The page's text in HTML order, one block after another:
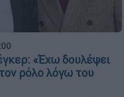
«Έχω δουλέψει
ρόλο λόγω του